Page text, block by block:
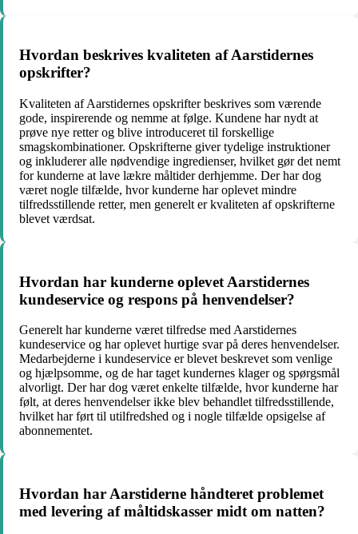
Hvordan beskrives kvaliteten af Aarstidernes
opskrifter?
Kvaliteten af Aarstidernes opskrifter beskrives som værende
gode, inspirerende og nemme at følge. Kundene har nydt at
prøve nye retter og blive introduceret til forskellige
smagskombinationer. Opskrifterne giver tydelige instruktioner
og inkluderer alle nødvendige ingredienser, hvilket gør det nemt
for kunderne at lave lækre måltider derhjemme. Der har dog
været nogle tilfælde, hvor kunderne har oplevet mindre
tilfredsstillende retter, men generelt er kvaliteten af opskrifterne
blevet værdsat.
Hvordan har kunderne oplevet Aarstidernes
kundeservice og respons på henvendelser?
Generelt har kunderne været tilfredse med Aarstidernes
kundeservice og har oplevet hurtige svar på deres henvendelser.
Medarbejderne i kundeservice er blevet beskrevet som venlige
og hjælpsomme, og de har taget kundernes klager og spørgsmål
alvorligt. Der har dog været enkelte tilfælde, hvor kunderne har
følt, at deres henvendelser ikke blev behandlet tilfredsstillende,
hvilket har ført til utilfredshed og i nogle tilfælde opsigelse af
abonnementet.
Hvordan har Aarstiderne håndteret problemet
med levering af måltidskasser midt om natten?